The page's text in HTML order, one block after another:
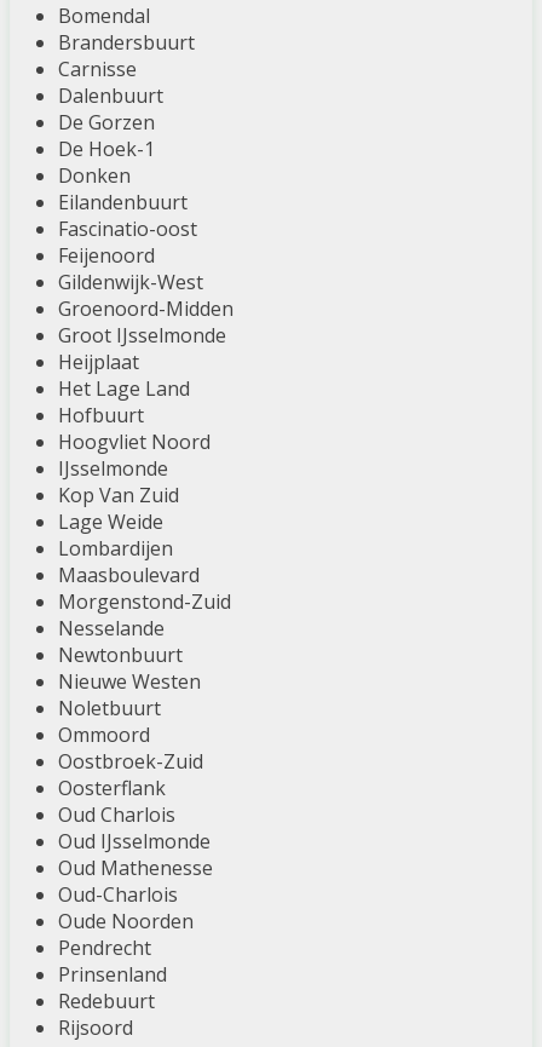
Bomendal
Brandersbuurt
Carnisse
Dalenbuurt
De Gorzen
De Hoek-1
Donken
Eilandenbuurt
Fascinatio-oost
Feijenoord
Gildenwijk-West
Groenoord-Midden
Groot IJsselmonde
Heijplaat
Het Lage Land
Hofbuurt
Hoogvliet Noord
IJsselmonde
Kop Van Zuid
Lage Weide
Lombardijen
Maasboulevard
Morgenstond-Zuid
Nesselande
Newtonbuurt
Nieuwe Westen
Noletbuurt
Ommoord
Oostbroek-Zuid
Oosterflank
Oud Charlois
Oud IJsselmonde
Oud Mathenesse
Oud-Charlois
Oude Noorden
Pendrecht
Prinsenland
Redebuurt
Rijsoord